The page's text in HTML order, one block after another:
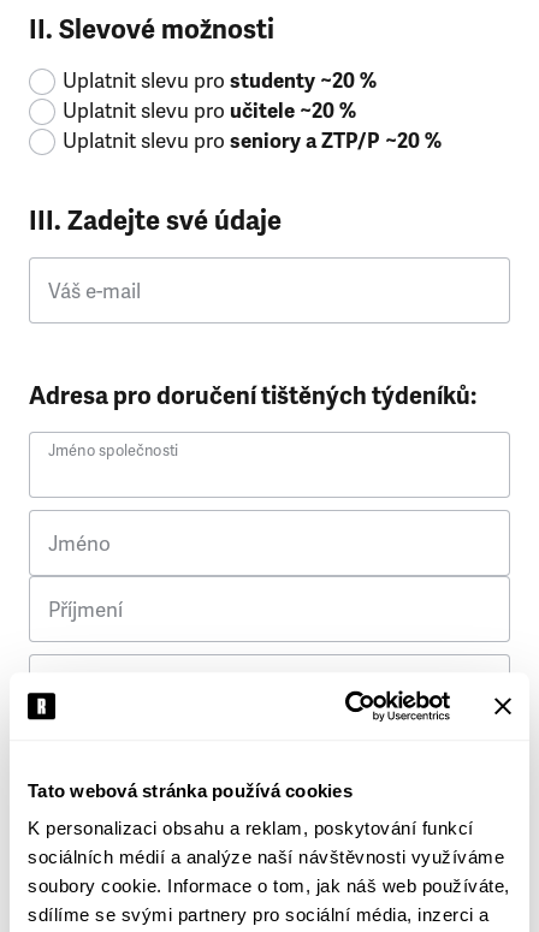
Tato webová stránka používá cookies
K personalizaci obsahu a reklam, poskytování funkcí
sociálních médií a analýze naší návštěvnosti využíváme
soubory cookie. Informace o tom, jak náš web používáte,
sdílíme se svými partnery pro sociální média, inzerci a
II. Slevové možnosti
Uplatnit slevu pro studenty ~20 %
Uplatnit slevu pro učitele ~20 %
Uplatnit slevu pro seniory a ZTP/P ~20 %
III. Zadejte své údaje
Váš e-mail
Adresa pro doručení tištěných týdeníků:
Jméno společnosti
Jméno
Příjmení
Ulice
Město
PSČ